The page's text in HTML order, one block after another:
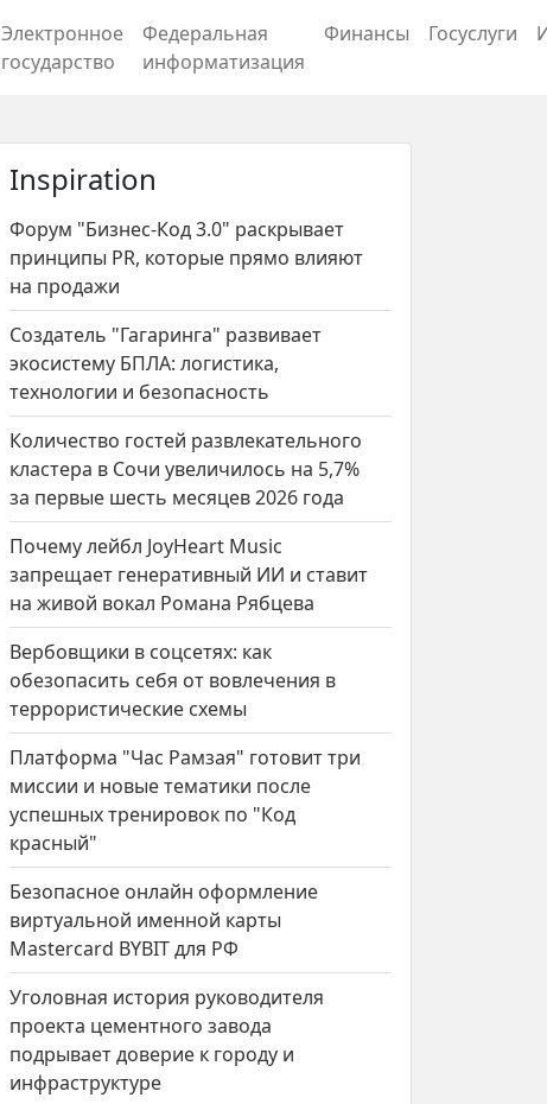
Электронное
государство
Федеральная
информатизация
Финансы Госуслуги
Inspiration
Форум "Бизнес-Код 3.0" раскрывает
принципы PR, которые прямо влияют
на продажи
Создатель "Гагаринга" развивает
экосистему БПЛА: логистика,
технологии и безопасность
Количество гостей развлекательного
кластера в Сочи увеличилось на 5,7%
за первые шесть месяцев 2026 года
Почему лейбл JoyHeart Music
запрещает генеративный ИИ и ставит
на живой вокал Романа Рябцева
Вербовщики в соцсетях: как
обезопасить себя от вовлечения в
террористические схемы
Платформа "Час Рамзая" готовит три
миссии и новые тематики после
успешных тренировок по "Код
красный"
Безопасное онлайн оформление
виртуальной именной карты
Mastercard BYBIT для РФ
Уголовная история руководителя
проекта цементного завода
подрывает доверие к городу и
инфраструктуре